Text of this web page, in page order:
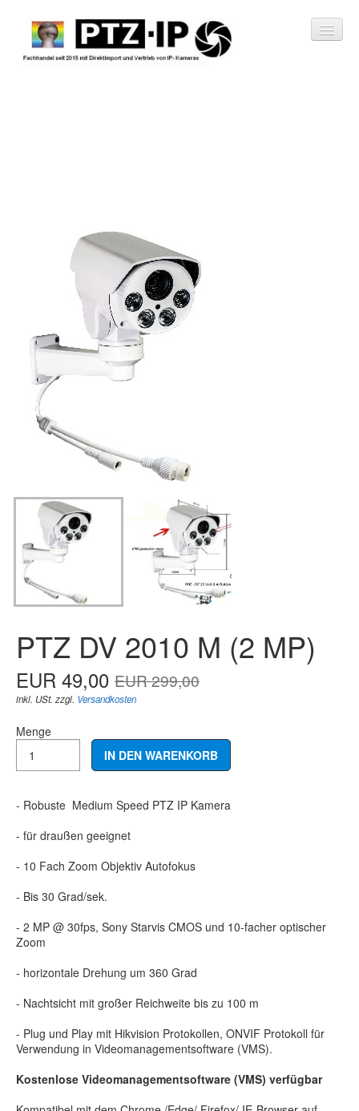
Videoüberwachungssystem
Secure Cam Set 4
Secure Cam Set 8
Secure Cam Set 16
IP-Kameras
Videoserver
Zubehör
Videomanagement-Software
Axxon Soft
Fachwissen
Support
Kundenkonto
PTZ DV 2010 M (2 MP)
EUR 49,00 EUR 299,00
inkl. USt. zzgl. Versandkosten
Menge
- Robuste Medium Speed PTZ IP Kamera
- für draußen geeignet
- 10 Fach Zoom Objektiv Autofokus
- Bis 30 Grad/sek.
- 2 MP @ 30fps, Sony Starvis CMOS und 10-facher optischer
Zoom
- horizontale Drehung um 360 Grad
- Nachtsicht mit großer Reichweite bis zu 100 m
- Plug und Play mit Hikvision Protokollen, ONVIF Protokoll für
Verwendung in Videomanagementsoftware (VMS).
Kostenlose Videomanagementsoftware (VMS) verfügbar